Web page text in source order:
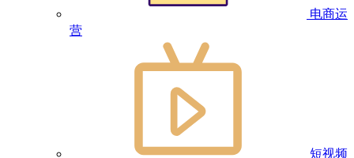
电商运
营
短视频